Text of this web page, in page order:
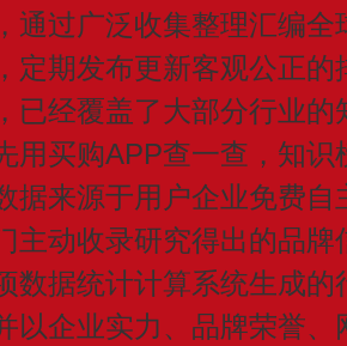
通过广泛收集整理汇编
定期发布更新客观公正
已经覆盖了大部分行业
用买购APP查一查，知
据来源于用户企业免费
主动收录研究得出的品
数据统计计算系统生成
以企业实力、品牌荣誉